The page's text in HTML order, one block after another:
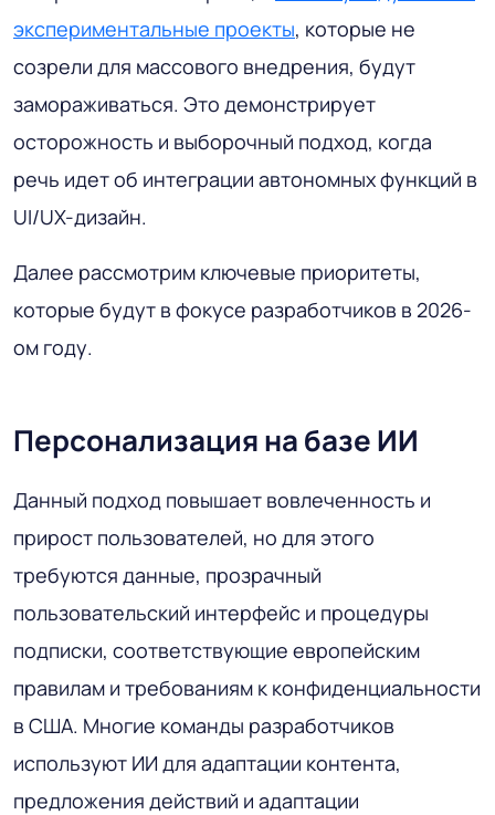
экспериментальные проекты, которые не
созрели для массового внедрения, будут
замораживаться. Это демонстрирует
осторожность и выборочный подход, когда
речь идет об интеграции автономных функций в
UI/UX-дизайн.
Далее рассмотрим ключевые приоритеты,
которые будут в фокусе разработчиков в 2026-
ом году.
Персонализация на базе ИИ
Данный подход повышает вовлеченность и
прирост пользователей, но для этого
требуются данные, прозрачный
пользовательский интерфейс и процедуры
подписки, соответствующие европейским
правилам и требованиям к конфиденциальности
в США. Многие команды разработчиков
используют ИИ для адаптации контента,
предложения действий и адаптации